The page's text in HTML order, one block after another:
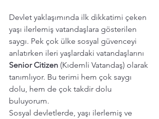
Devlet yaklaşımında ilk dikkatimi çeken
yaşı ilerlemiş vatandaşlara gösterilen
saygı. Pek çok ülke sosyal güvenceyi
anlatırken ileri yaşlardaki vatandaşlarını
Senior Citizen (Kıdemli Vatandaş) olarak
tanımlıyor. Bu terimi hem çok saygı
dolu, hem de çok takdir dolu
buluyorum.
Sosyal devletlerde, yaşı ilerlemiş ve